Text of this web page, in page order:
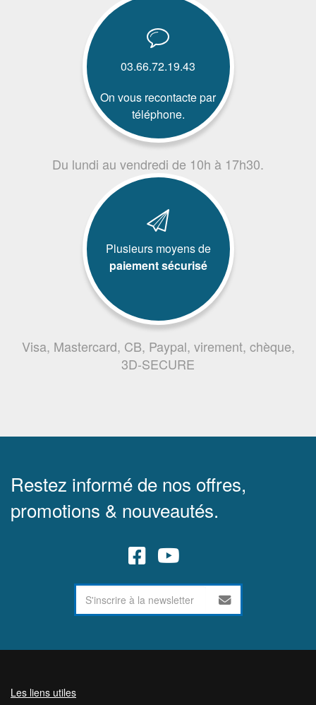
03.66.72.19.43
On vous recontacte par
téléphone.
Du lundi au vendredi de 10h à 17h30.
Plusieurs moyens de
paiement sécurisé
Visa, Mastercard, CB, Paypal, virement, chèque,
3D-SECURE
Restez informé de nos offres,
promotions & nouveautés.
Les liens utiles